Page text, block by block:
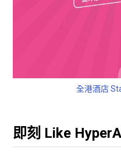
全港酒店
即刻 Like